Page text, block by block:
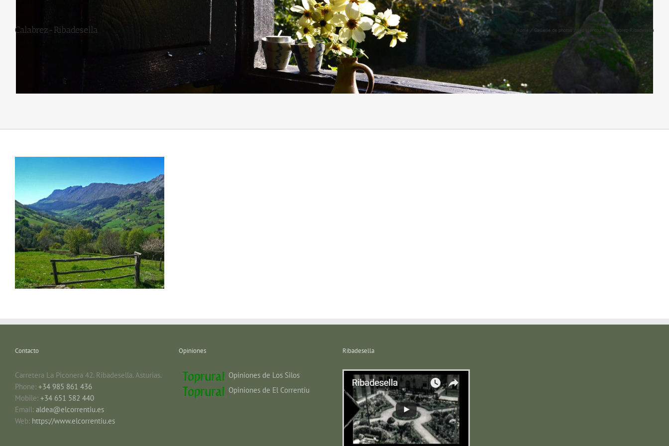
Calabrez-Ribadesella Home Gallerie de photos Les alentours Calabrez-Ribadesella
Contacto
Carretera La Piconera 42. Ribadesella. Asturias.
Phone: +34 985 861 436
Mobile: +34 651 582 440
Email: aldea@elcorrentiu.es
Web: https://www.elcorrentiu.es
Opiniones
Opiniones de Los Silos
Opiniones de El Correntíu
Ribadesella